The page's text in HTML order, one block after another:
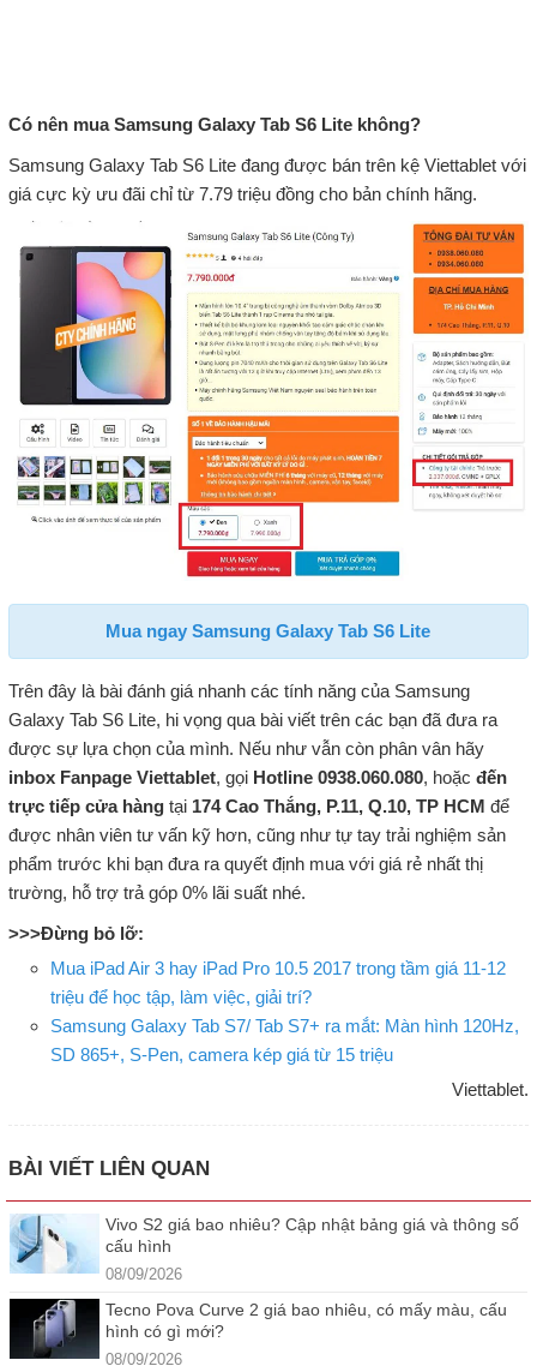
Có nên mua Samsung Galaxy Tab S6 Lite không?
Samsung Galaxy Tab S6 Lite đang được bán trên kệ Viettablet với
giá cực kỳ ưu đãi chỉ từ 7.79 triệu đồng cho bản chính hãng.
Mua ngay Samsung Galaxy Tab S6 Lite
Trên đây là bài đánh giá nhanh các tính năng của Samsung
Galaxy Tab S6 Lite, hi vọng qua bài viết trên các bạn đã đưa ra
được sự lựa chọn của mình. Nếu như vẫn còn phân vân hãy
inbox Fanpage Viettablet, gọi Hotline 0938.060.080, hoặc đến
trực tiếp cửa hàngtại 174 Cao Thắng, P.11, Q.10, TP HCM để
được nhân viên tư vấn kỹ hơn, cũng như tự tay trải nghiệm sản
phẩm trước khi bạn đưa ra quyết định mua với giá rẻ nhất thị
trường, hỗ trợ trả góp 0% lãi suất nhé.
>>>Đừng bỏ lỡ:
Mua iPad Air 3 hay iPad Pro 10.5 2017 trong tầm giá 11-12
triệu để học tập, làm việc, giải trí?
Samsung Galaxy Tab S7/ Tab S7+ ra mắt: Màn hình 120Hz,
SD 865+, S-Pen, camera kép giá từ 15 triệu
Viettablet.
BÀI VIẾT LIÊN QUAN
Vivo S2 giá bao nhiêu? Cập nhật bảng giá và thông số
cấu hình
08/09/2026
Tecno Pova Curve 2 giá bao nhiêu, có mấy màu, cấu
hình có gì mới?
08/09/2026